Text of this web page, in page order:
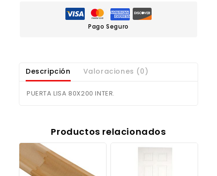
Pago Seguro
Descripción Valoraciones (0)
PUERTA LISA 80X200 INTER.
Productos relacionados